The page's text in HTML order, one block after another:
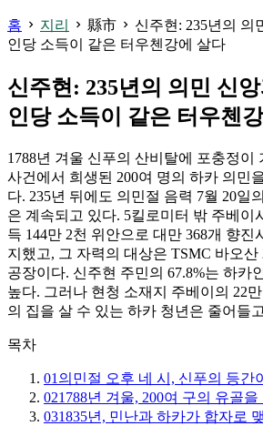
홈 지리 縣市
신주현: 235년의 의
인당 소득이 같은 터우첸강에 살다
신주현: 235년의 의민 신
인당 소득이 같은 터우첸
1788년 겨울 신푸의 산비탈에 포충정이
사건에서 희생된 200여 명의 하카 의민
다. 235년 뒤에도 의민절 음력 7월 20일
은 계속되고 있다. 5킬로미터 밖 주베이
득 144만 2천 위안으로 대만 368개 향진
지했고, 그 자력의 대상은 TSMC 바오산
공장이다. 신주현 주민의 67.8%는 하카
높다. 그러나 현청 소재지 주베이의 22
의 집을 살 수 있는 하카 청년은 줄어들
목차
01 의민절 오후 네 시, 신푸의 등간
021788년 겨울, 200여 구의 유골
031835년, 민난과 하카가 합자로